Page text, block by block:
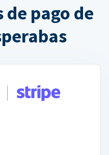
de pago de